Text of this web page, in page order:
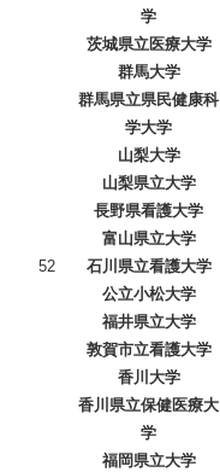
52
学
茨城県立医療大学
群馬大学
群馬県立県民健康科
学大学
山梨大学
山梨県立大学
長野県看護大学
富山県立大学
石川県立看護大学
公立小松大学
福井県立大学
敦賀市立看護大学
香川大学
香川県立保健医療大
学
福岡県立大学